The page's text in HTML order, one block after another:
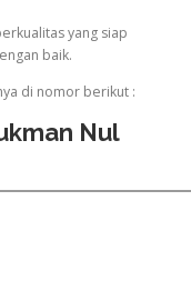
yang siap
baik.
di nomor berikut :
Nul